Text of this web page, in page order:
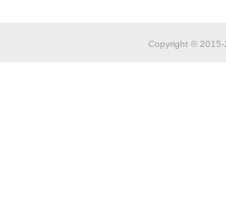
Copyright © 2015-